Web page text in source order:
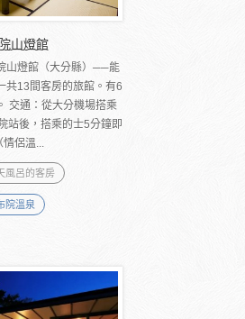
山燈館
山燈館（大分縣）──能
共13間客房的旅館。有6
交通：從大分機場搭乘
站後，搭乘的士5分鐘即
侶溫...
風呂的客房
院溫泉